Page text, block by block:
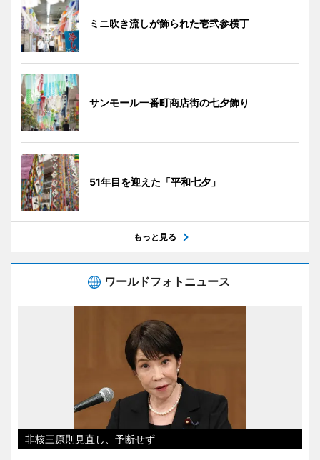
ミニ吹き流しが飾られた壱弐参横丁
サンモール一番町商店街の七夕飾り
51年目を迎えた「平和七夕」
もっと見る
ワールドフォトニュース
非核三原則見直し、予断せず